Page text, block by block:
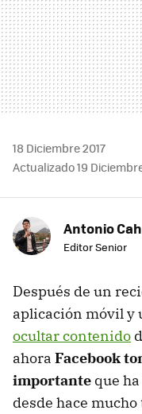
18 Diciembre 2017
Actualizado 19
Antonio
Editor Senior
Después de un
aplicación móvil y
ocultar contenido
ahora Facebook
importante que
desde hace